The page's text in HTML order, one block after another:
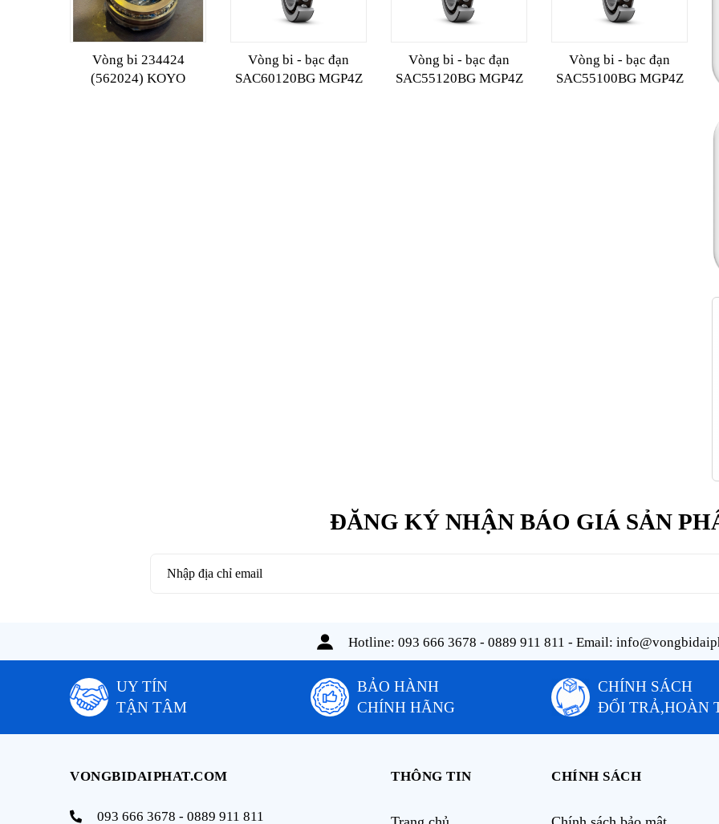
Vòng bi 234424
(562024) KOYO
Vòng bi - bạc đạn
SAC60120BG MGP4Z
Vòng bi - bạc đạn
SAC55120BG MGP4Z
Vòng bi - bạc đạn
SAC55100BG MGP4Z
ĐĂNG KÝ NHẬN BÁO GIÁ SẢN
Hotline: 093 666 3678 - 0889 911 811 - Email:
UY TÍN
TẬN TÂM
BẢO HÀNH
CHÍNH HÃNG
CHÍNH SÁCH
ĐỔI TRẢ,HOÀN
VONGBIDAIPHAT.COM
093 666 3678 - 0889 911 811
THÔNG TIN CHÍNH SÁCH